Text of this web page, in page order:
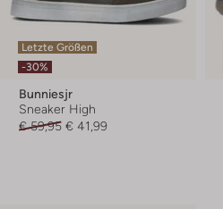
Letzte Größen
-30%
Bunniesjr
Sneaker High
€ 59,95 € 41,99